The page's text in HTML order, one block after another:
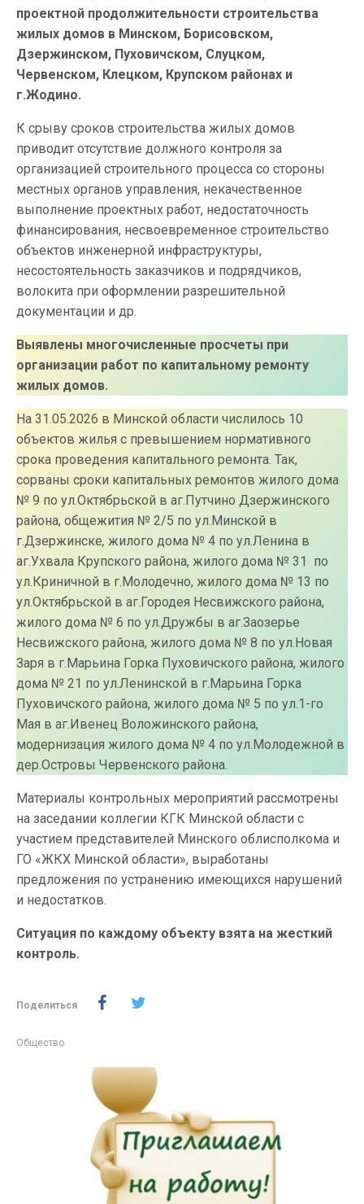
проектной продолжительности строительства
жилых домов в Минском, Борисовском,
Дзержинском, Пуховичском, Слуцком,
Червенском, Клецком, Крупском районах и
г.Жодино.
К срыву сроков строительства жилых домов
приводит отсутствие должного контроля за
организацией строительного процесса со стороны
местных органов управления, некачественное
выполнение проектных работ, недостаточность
финансирования, несвоевременное строительство
объектов инженерной инфраструктуры,
несостоятельность заказчиков и подрядчиков,
волокита при оформлении разрешительной
документации и др.
Выявлены многочисленные просчеты при
организации работ по капитальному ремонту
жилых домов.
На 31.05.2026 в Минской области числилось 10
объектов жилья с превышением нормативного
срока проведения капитального ремонта. Так,
сорваны сроки капитальных ремонтов жилого дома
№ 9 по ул.Октябрьской в аг.Путчино Дзержинского
района, общежития № 2/5 по ул.Минской в
г.Дзержинске, жилого дома № 4 по ул.Ленина в
аг.Ухвала Крупского района, жилого дома № 31 по
ул.Криничной в г.Молодечно, жилого дома № 13 по
ул.Октябрьской в аг.Городея Несвижского района,
жилого дома № 6 по ул.Дружбы в аг.Заозерье
Несвижского района, жилого дома № 8 по ул.Новая
Заря в г.Марьина Горка Пуховичского района, жилого
дома № 21 по ул.Ленинской в г.Марьина Горка
Пуховичского района, жилого дома № 5 по ул.1-го
Мая в аг.Ивенец Воложинского района,
модернизация жилого дома № 4 по ул.Молодежной в
дер.Островы Червенского района.
Материалы контрольных мероприятий рассмотрены
на заседании коллегии КГК Минской области с
участием представителей Минского облисполкома и
ГО «ЖКХ Минской области», выработаны
предложения по устранению имеющихся нарушений
и недостатков.
Ситуация по каждому объекту взята на жесткий
контроль.
Поделиться
Общество